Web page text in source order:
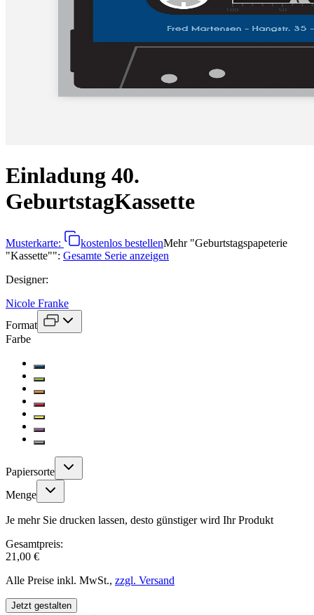
Einladung 40.
GeburtstagKassette
Musterkarte: kostenlos bestellenMehr"Geburtstagspapeterie
"Kassette"": Gesamte Serie anzeigen
Designer:
Nicole Franke
Format
Farbe
Papiersorte
Menge
Je mehr Sie drucken lassen, desto günstiger wird Ihr Produkt
Gesamtpreis:
21,00 €
Alle Preise inkl. MwSt., zzgl. Versand
Jetzt gestalten